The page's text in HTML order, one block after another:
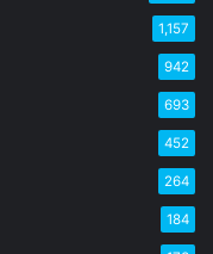
1,157
942
693
452
264
184